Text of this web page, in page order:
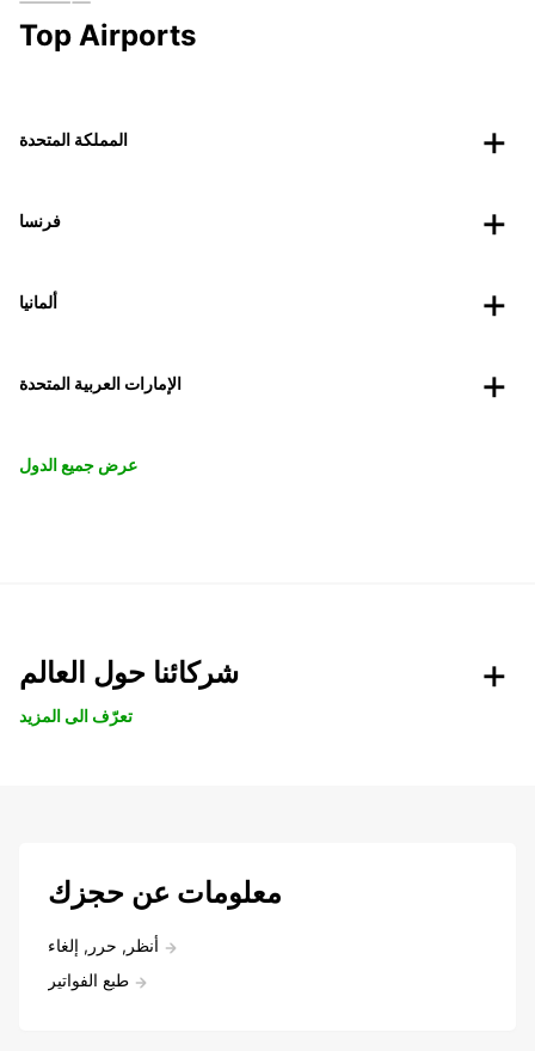
Top Airports
المملكة المتحدة
فرنسا
ألمانيا
الإمارات العربية المتحدة
عرض جميع الدول
شركائنا حول العالم
تعرّف الى المزيد
معلومات عن حجزك
أنظر, حرر, إلغاء
طبع الفواتير